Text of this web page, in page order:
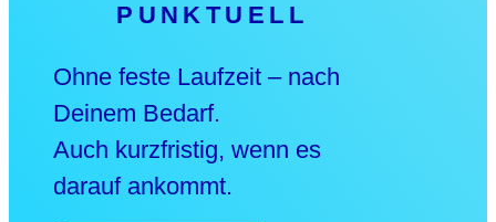
PUNKTUELL
Ohne feste Laufzeit – nach
Deinem Bedarf.
Auch kurzfristig, wenn es
darauf ankommt.